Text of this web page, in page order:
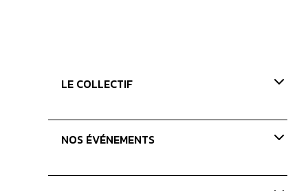
LE COLLECTIF
Présentation
Nos missions
NOS ÉVÉNEMENTS